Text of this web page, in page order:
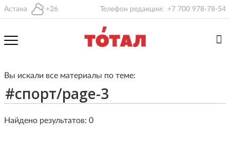
Астана +26 Телефон редакции: +7 700 978-78-54
Вы искали все материалы по теме:
Найдено результатов: 0